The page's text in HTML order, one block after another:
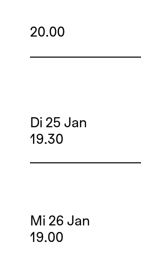
20.00
Di 25 Jan
19.30
Mi 26 Jan
19.00